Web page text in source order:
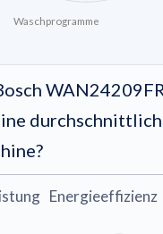
Waschprogramme
Energieeffizienz